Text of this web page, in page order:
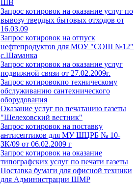
ШВ
Запрос котировок на оказание услуг по
вывозу твердых бытовых отходов от
16.03.09
Запрос котировок на отпуск
нефтепродуктов для МОУ "СОШ №12"
с.Шаманка
Запрос котировок на оказание услуг
подвижной связи от 27.02.2009г.
Запрос котировокпо техническому
обслуживанию сантехнического
оборудования
Оказание услуг по печатанию газеты
"Шелеховский вестник"
Запрос котировок на поставку
антисептиков для МУ ШЦРБ № 10-
ЗК/09 от 06.02.2009 г
Запрос котировок на оказание
типографских услуг по печати газеты
Поставка бумаги для офисной техники
для Администрации ШМР